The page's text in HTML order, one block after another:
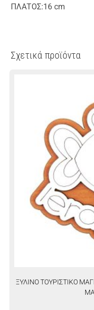
ΠΛΑΤΟΣ:16 cm
Σχετικά προϊόντα
ΞΥΛΙΝΟ ΤΟΥΡΙΣΤΙΚΟ